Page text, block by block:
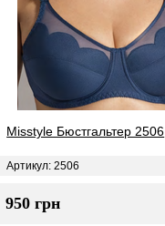
Misstyle Бюстгальтер 2506
Артикул: 2506
950 грн